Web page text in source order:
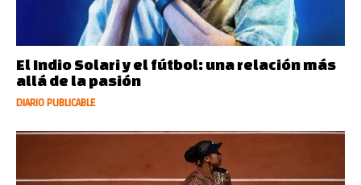
El Indio Solari y el fútbol: una relación más
allá de la pasión
DIARIO PUBLICABLE